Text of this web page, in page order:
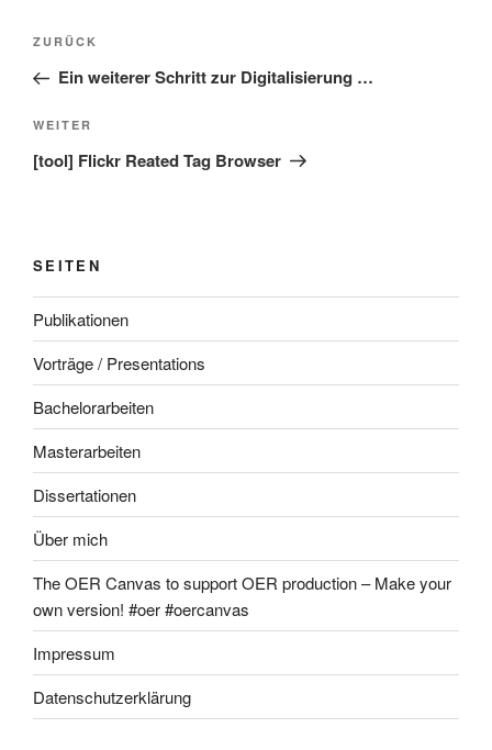
Beitragsnavigation
Vorheriger
Beitrag
ZURÜCK
Ein weiterer Schritt zur Digitalisierung …
Nächster
Beitrag
WEITER
[tool] Flickr Reated Tag Browser
SEITEN
Publikationen
Vorträge / Presentations
Bachelorarbeiten
Masterarbeiten
Dissertationen
Über mich
The OER Canvas to support OER production – Make your
own version! #oer #oercanvas
Impressum
Datenschutzerklärung